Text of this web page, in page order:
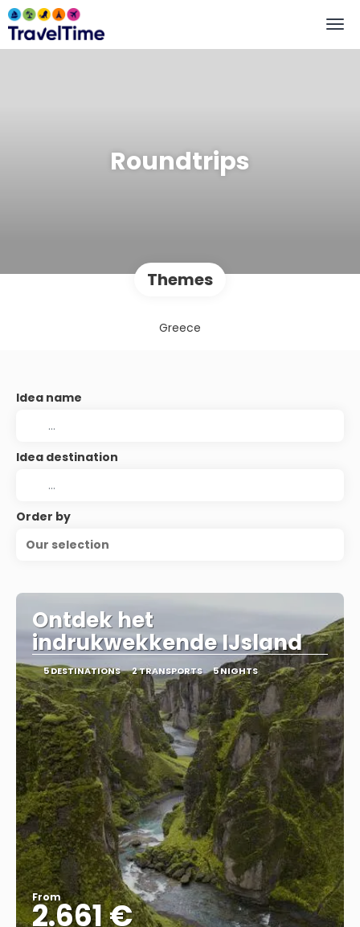
Roundtrips
Themes
Greece
Idea name
Idea destination
Order by
Our selection
Ontdek het
indrukwekkende IJsland
5 DESTINATIONS 2 TRANSPORTS 5 NIGHTS
From
2.661 €